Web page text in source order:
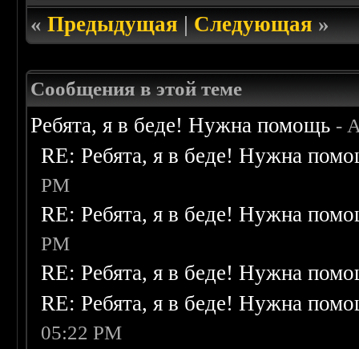
«Предыдущая|Следующая»
Сообщения в этой теме
Ребята, я в беде! Нужна помощь -
RE: Ребята, я в беде! Нужна
PM
RE: Ребята, я в беде! Нужна
PM
RE: Ребята, я в беде! Нужна
RE: Ребята, я в беде! Нужна
05:22 PM